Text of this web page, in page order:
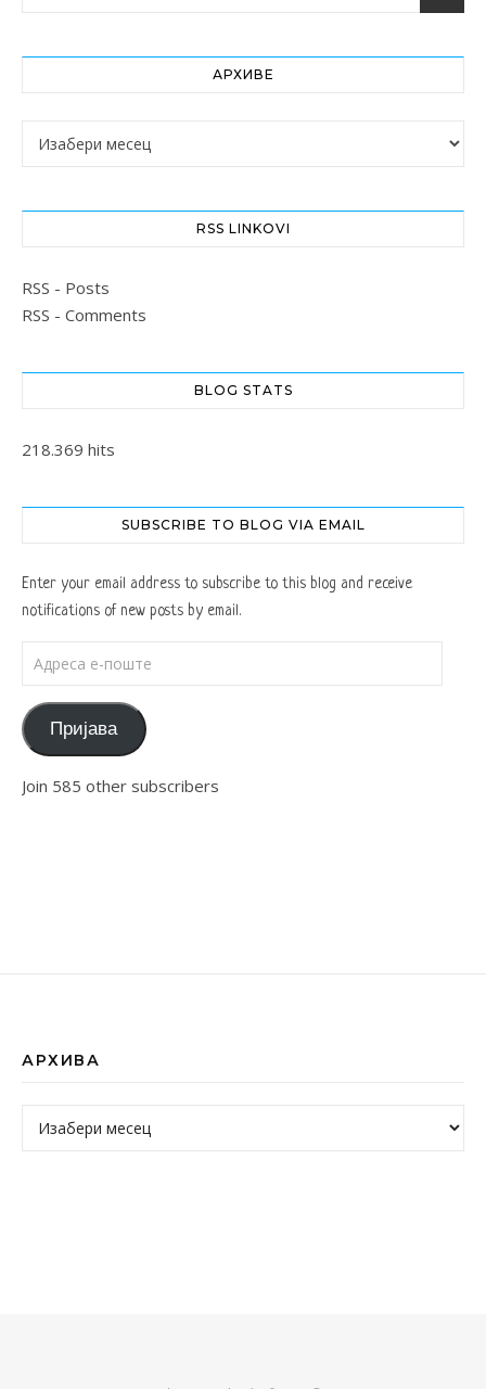
АРХИВЕ
Архиве
RSS LINKOVI
RSS - Posts
RSS - Comments
BLOG STATS
218.369 hits
SUBSCRIBE TO BLOG VIA EMAIL
Enter your email address to subscribe to this blog and receive
notifications of new posts by email.
Пријава
Join 585 other subscribers
АРХИВА
Архива